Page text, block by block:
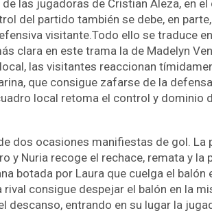
las jugadoras de Cristian Aleza, en
del partido también se debe, en
visitante.Todo ello se traduce
clara en este trama la de Madelyn
las visitantes reaccionan
que consigue zafarse de la
local retoma el control y dominio
dos ocasiones manifiestas de gol.
y Nuria recoge el rechace, remata y
botada por Laura que cuelga el
consigue despejar el balón en la
descanso, entrando en su lugar la